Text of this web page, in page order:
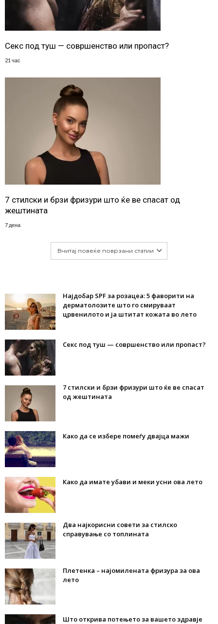
Секс под туш — совршенство или пропаст?
21 час
7 стилски и брзи фризури што ќе ве спасат од
жештината
7 дена
Вчитај повеќе поврзани статии
Најдобар SPF за розацеа: 5 фаворити на
дерматолозите што го смируваат
црвенилото и ја штитат кожата во лето
Секс под туш — совршенство или пропаст?
7 стилски и брзи фризури што ќе ве спасат
од жештината
Како да се избере помеѓу двајца мажи
Како да имате убави и меки усни ова лето
Два најкорисни совети за стилско
справување со топлината
Плетенка – најомилената фризура за ова
лето
Што открива потењето за вашето здравје